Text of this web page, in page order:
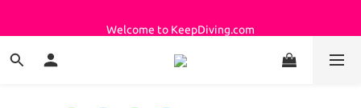
Welcome to KeepDiving.com